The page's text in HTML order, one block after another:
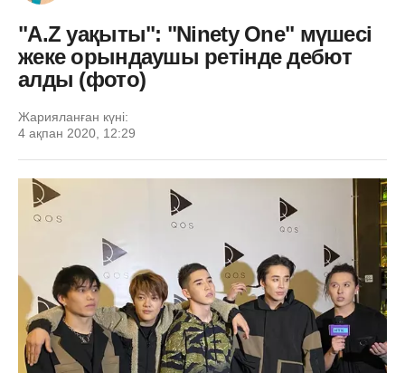
"A.Z уақыты": "Ninety Оne" мүшесі
жеке орындаушы ретінде дебют
алды (фото)
Жарияланған күні:
4 ақпан 2020, 12:29